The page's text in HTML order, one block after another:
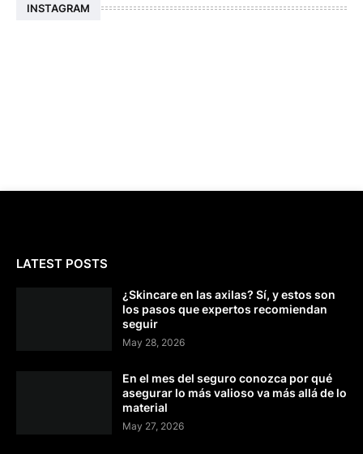
INSTAGRAM
LATEST POSTS
¿Skincare en las axilas? Sí, y estos son
los pasos que expertos recomiendan
seguir
May 28, 2026
En el mes del seguro conozca por qué
asegurar lo más valioso va más allá de lo
material
May 27, 2026